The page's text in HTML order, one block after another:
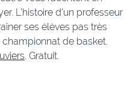
L’histoire d’un professeur
ses élèves pas très
de basket.
. Gratuit.